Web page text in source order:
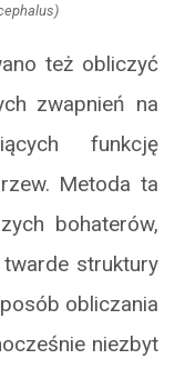
)
też obliczyć
zwapnień na
funkcję
Metoda ta
bohaterów,
struktury
obliczania
niezbyt